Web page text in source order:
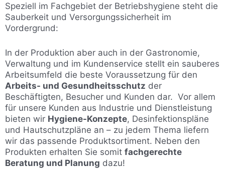
Speziell im Fachgebiet der Betriebshygiene steht die
Sauberkeit und Versorgungssicherheit im
Vordergrund:
In der Produktion aber auch in der Gastronomie,
Verwaltung und im Kundenservice stellt ein sauberes
Arbeitsumfeld die beste Voraussetzung für den
Arbeits- und Gesundheitsschutz der
Beschäftigten, Besucher und Kunden dar. Vor allem
für unsere Kunden aus Industrie und Dienstleistung
bieten wir Hygiene-Konzepte, Desinfektionspläne
und Hautschutzpläne an – zu jedem Thema liefern
wir das passende Produktsortiment. Neben den
Produkten erhalten Sie somit fachgerechte
Beratung und Planung dazu!